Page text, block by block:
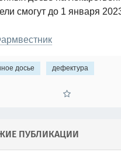
смогут до 1 января
досье дефектура
ПУБЛИКАЦИИ